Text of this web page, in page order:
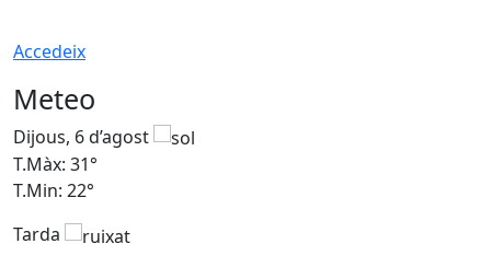
Accedeix
Meteo
Dijous, 6 d’agost
T.Màx: 31°
T.Min: 22°
Tarda